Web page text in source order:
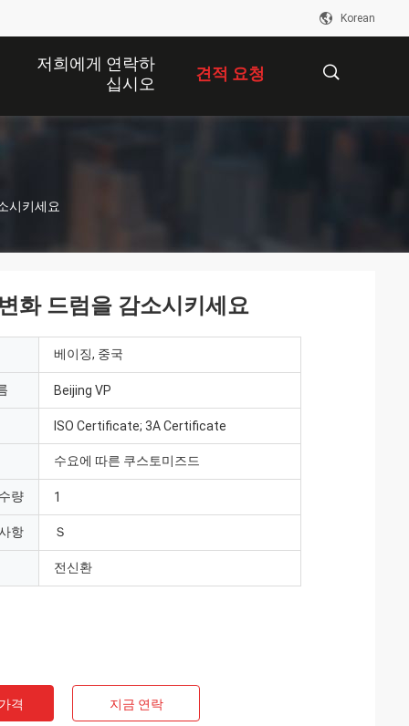
Korean
저희에게 연락하
십시오
견적 요청
시키세요
화 드럼을 감소시키세요
베이징, 중국
Beijing VP
ISO Certificate; 3A Certificate
수요에 따른 쿠스토미즈드
량 1
항 Ｓ
전신환
격 지금 연락